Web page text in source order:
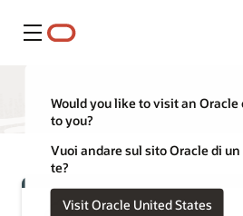
Menu
Would you like to visit an
to you?
Vuoi andare sul sito Oracle di
te?
Visit Oracle United States